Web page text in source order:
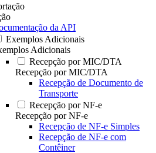
da API
Exemplos Adicionais
Adicionais
Recepção por MIC/DTA
Recepção por MIC/DTA
Recepção de Documento de
Transporte
Recepção por NF-e
Recepção por NF-e
Recepção de NF-e Simples
Recepção de NF-e com
Contêiner